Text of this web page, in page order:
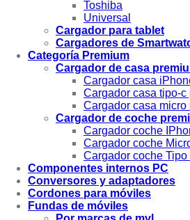
Toshiba
Universal
Cargador para tablet
Cargadores de
Categoría Premium
Cargador de casa
Cargador casa
Cargador casa tipo-c
Cargador casa micro
Cargador de coche
Cargador coche
Cargador coche
Cargador coche
Componentes internos PC
Conversores y adaptadores
Cordones para móviles
Fundas de móviles